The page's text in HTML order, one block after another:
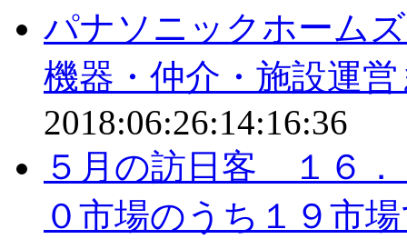
パナソニックホーム
機器・仲介・施設運
2018:06:26:14:16:36
５月の訪日客 １６
０市場のうち１９市